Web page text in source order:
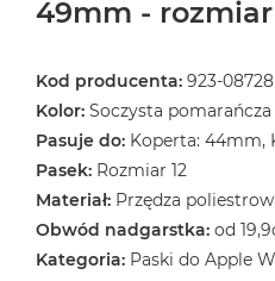
49mm - rozmiar
Kod producenta: 923-08728
Kolor: Soczysta pomarańcza
Pasuje do: Koperta: 44mm,
Pasek: Rozmiar 12
Materiał: Przędza
Obwód nadgarstka: od
Kategoria: Paski do Apple